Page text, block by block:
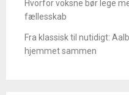
Hvorfor voksne bør lege
fællesskab
Fra klassisk til nutidigt:
hjemmet sammen